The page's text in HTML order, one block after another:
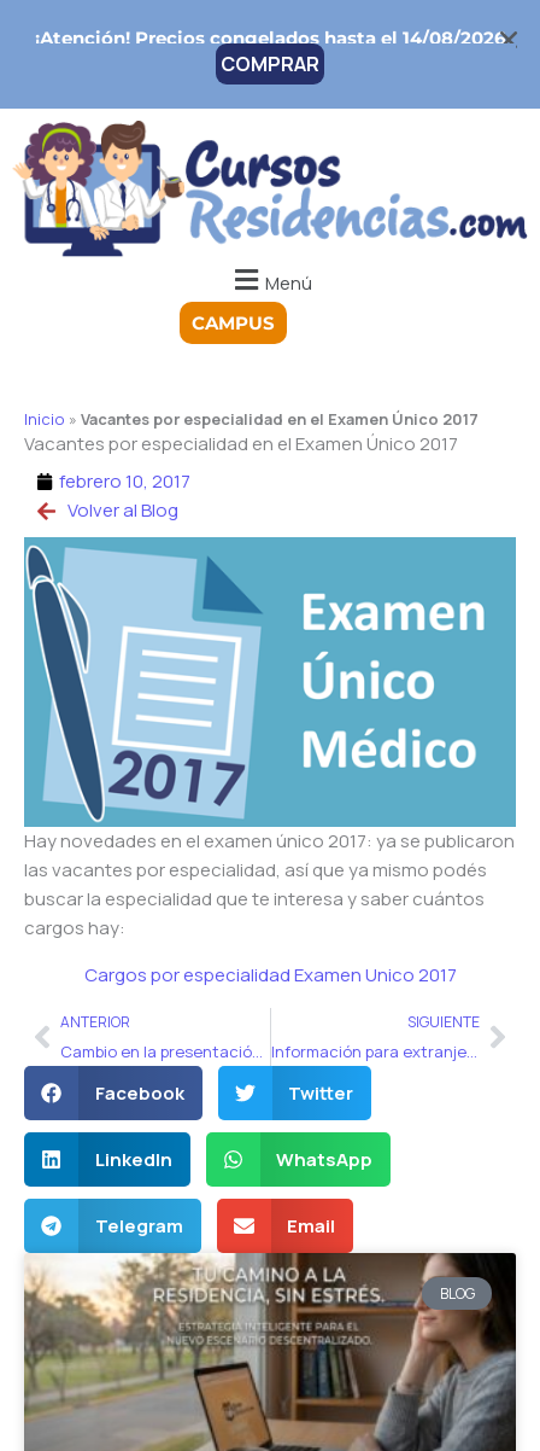
¡Atención!Precios congelados hasta el 14/08/2026
COMPRAR
Menú
CAMPUS
Inicio » Vacantes por especialidad en el Examen Único 2017
Vacantes por especialidad en el Examen Único 2017
febrero 10, 2017
Volver al Blog
Hay novedades en el examen único 2017: ya se publicaron
las vacantes por especialidad, así que ya mismo podés
buscar la especialidad que te interesa y saber cuántos
cargos hay:
Cargos por especialidad Examen Unico 2017
AntANTERIOR
Cambio en la presentación de papeles para convalidación
SIGUIENTE
Información para extranjeros sobre las residencias médicas en Argentina
Facebook Twitter
LinkedIn WhatsApp
Telegram Email
BLOG